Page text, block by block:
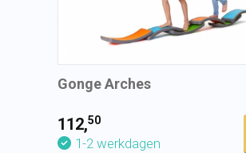
Gonge Arches
112,50
1-2 werkdagen